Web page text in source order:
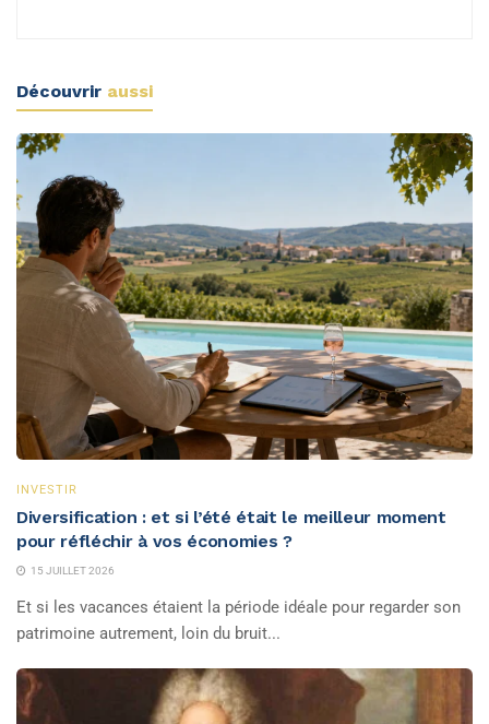
Découvrir aussi
INVESTIR
Diversification : et si l’été était le meilleur moment
pour réfléchir à vos économies ?
15 JUILLET 2026
Et si les vacances étaient la période idéale pour regarder son
patrimoine autrement, loin du bruit...